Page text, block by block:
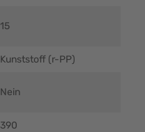
15
Kunststoff (r-PP)
Nein
390